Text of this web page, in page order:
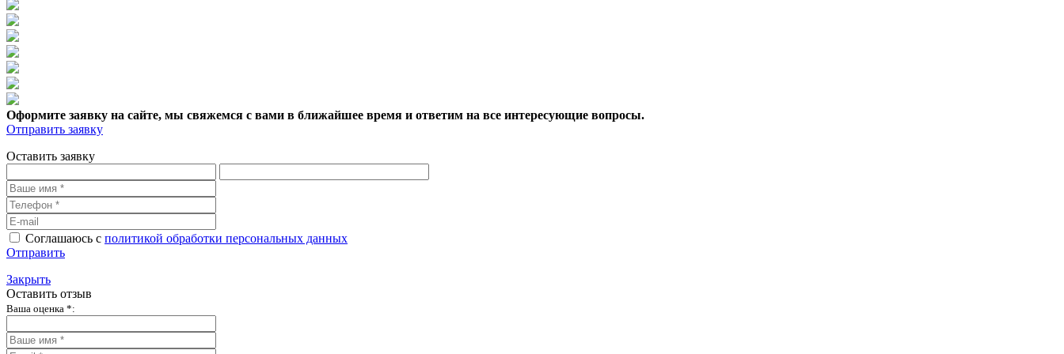
Оформите заявку на сайте, мы свяжемся с вами в ближайшее время и ответим на все интересующие вопросы.
Отправить заявку
Оставить заявку
Соглашаюсь с политикой обработки персональных данных
Отправить
Закрыть
Оставить отзыв
Ваша оценка *: